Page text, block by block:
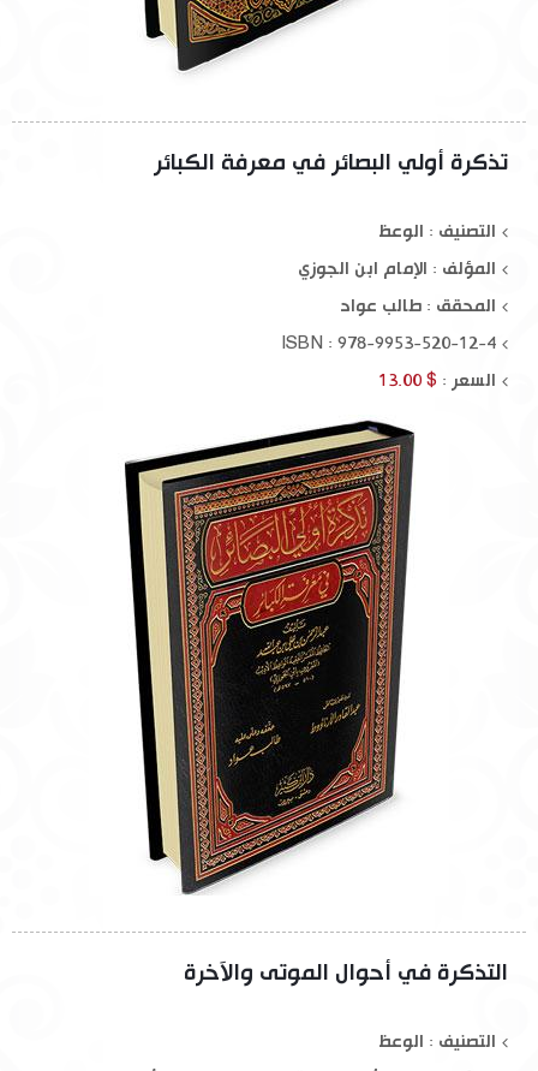
تذكرة أولي البصائر في معرفة الكبائر
التصنيف : الوعظ
المؤلف : الإمام ابن الجوزي
المحقق : طالب عواد
ISBN : 978-9953-520-12-4
السعر : $ 13.00
التذكرة في أحوال الموتى والآخرة
التصنيف : الوعظ